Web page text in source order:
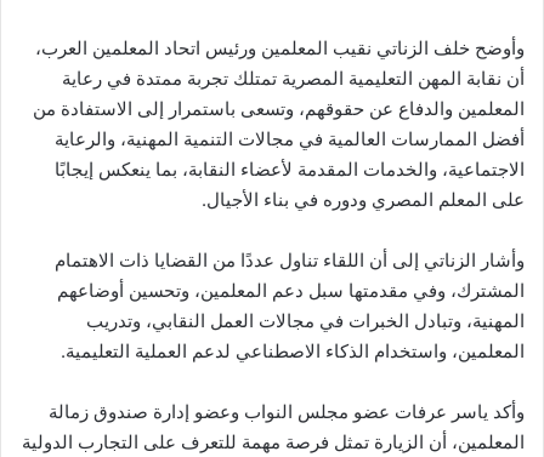
وأوضح خلف الزناتي نقيب المعلمين ورئيس اتحاد المعلمين العرب،
أن نقابة المهن التعليمية المصرية تمتلك تجربة ممتدة في رعاية
المعلمين والدفاع عن حقوقهم، وتسعى باستمرار إلى الاستفادة من
أفضل الممارسات العالمية في مجالات التنمية المهنية، والرعاية
الاجتماعية، والخدمات المقدمة لأعضاء النقابة، بما ينعكس إيجابًا
على المعلم المصري ودوره في بناء الأجيال.
وأشار الزناتي إلى أن اللقاء تناول عددًا من القضايا ذات الاهتمام
المشترك، وفي مقدمتها سبل دعم المعلمين، وتحسين أوضاعهم
المهنية، وتبادل الخبرات في مجالات العمل النقابي، وتدريب
المعلمين، واستخدام الذكاء الاصطناعي لدعم العملية التعليمية.
وأكد ياسر عرفات عضو مجلس النواب وعضو إدارة صندوق زمالة
المعلمين، أن الزيارة تمثل فرصة مهمة للتعرف على التجارب الدولية